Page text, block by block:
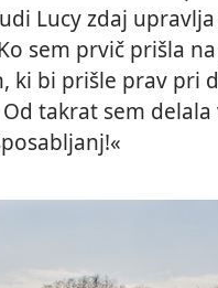
Lucy zdaj
sem prvič prišla
ki bi prišle prav pri
takrat sem